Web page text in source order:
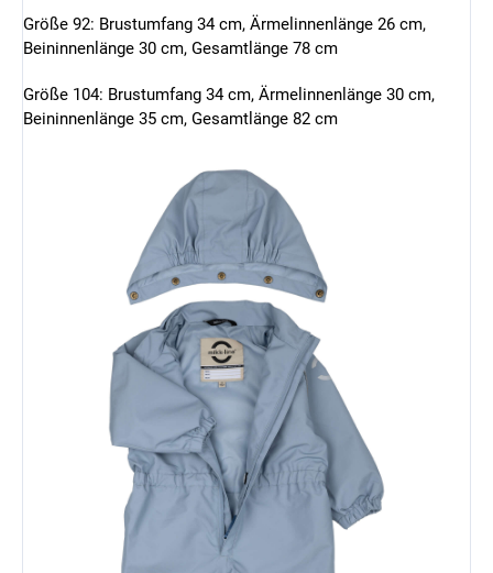
Größe 92: Brustumfang 34 cm, Ärmelinnenlänge 26 cm,
Beininnenlänge 30 cm, Gesamtlänge 78 cm
Größe 104: Brustumfang 34 cm, Ärmelinnenlänge 30 cm,
Beininnenlänge 35 cm, Gesamtlänge 82 cm